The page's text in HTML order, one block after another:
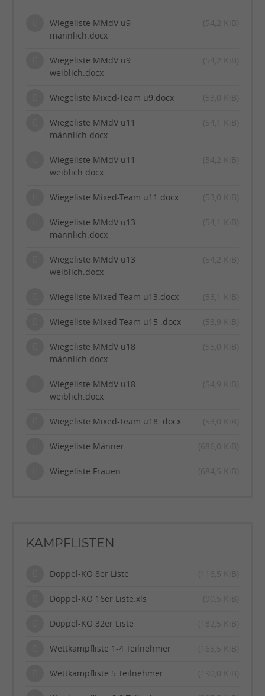
Wiegeliste MMdV u9
männlich.docx
(54,2 KiB)
Wiegeliste MMdV u9
weiblich.docx
(54,2 KiB)
Wiegeliste Mixed-Team u9.docx (53,0 KiB)
Wiegeliste MMdV u11
männlich.docx
(54,1 KiB)
Wiegeliste MMdV u11
weiblich.docx
(54,2 KiB)
Wiegeliste Mixed-Team u11.docx (53,0 KiB)
Wiegeliste MMdV u13
männlich.docx
(54,1 KiB)
Wiegeliste MMdV u13
weiblich.docx
(54,2 KiB)
Wiegeliste Mixed-Team u13.docx (53,1 KiB)
Wiegeliste Mixed-Team u15 .docx (53,9 KiB)
Wiegeliste MMdV u18
männlich.docx
(55,0 KiB)
Wiegeliste MMdV u18
weiblich.docx
(54,9 KiB)
Wiegeliste Mixed-Team u18 .docx (53,0 KiB)
Wiegeliste Männer (686,0 KiB)
Wiegeliste Frauen (684,5 KiB)
KAMPFLISTEN
Doppel-KO 8er Liste (116,5 KiB)
Doppel-KO 16er Liste.xls (90,5 KiB)
Doppel-KO 32er Liste (182,5 KiB)
Wettkampfliste 1-4 Teilnehmer (165,5 KiB)
Wettkampfliste 5 Teilnehmer (190,0 KiB)